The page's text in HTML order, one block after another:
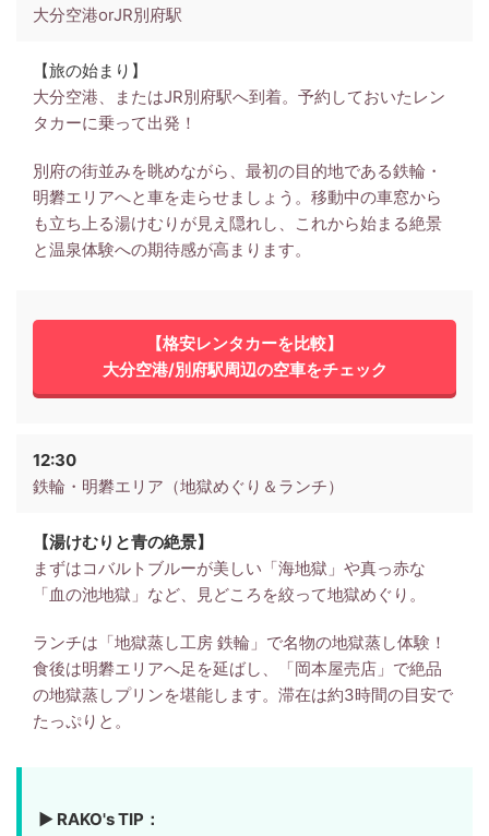
大分空港orJR別府駅
【旅の始まり】
大分空港、またはJR別府駅へ到着。予約しておいたレン
タカーに乗って出発！
別府の街並みを眺めながら、最初の目的地である鉄輪・
明礬エリアへと車を走らせましょう。移動中の車窓から
も立ち上る湯けむりが見え隠れし、これから始まる絶景
と温泉体験への期待感が高まります。
【格安レンタカーを比較】
大分空港/別府駅周辺の空車をチェック
12:30
鉄輪・明礬エリア（地獄めぐり＆ランチ）
【湯けむりと青の絶景】
まずはコバルトブルーが美しい「海地獄」や真っ赤な
「血の池地獄」など、見どころを絞って地獄めぐり。
ランチは「地獄蒸し工房 鉄輪」で名物の地獄蒸し体験！
食後は明礬エリアへ足を延ばし、「岡本屋売店」で絶品
の地獄蒸しプリンを堪能します。滞在は約3時間の目安で
たっぷりと。
▶ RAKO's TIP：